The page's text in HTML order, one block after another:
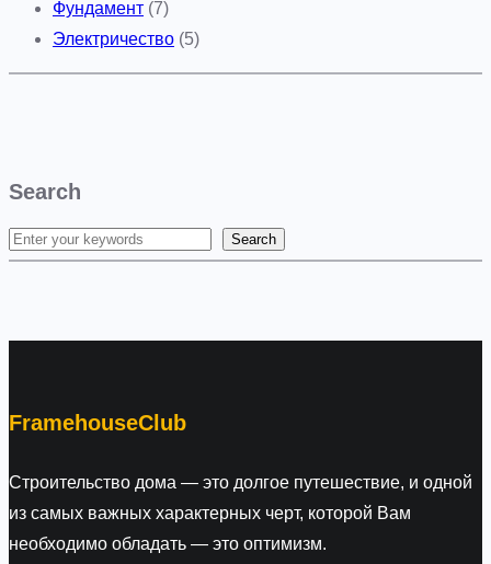
Фундамент (7)
Электричество (5)
Search
S
Search
FramehouseClub
Строительство дома — это долгое путешествие, и одной
из самых важных характерных черт, которой Вам
необходимо обладать — это оптимизм.